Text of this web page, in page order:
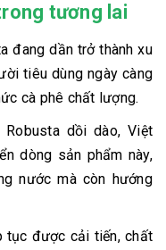
tương lai
đang dần trở thành xu
tiêu dùng ngày càng
cà phê chất lượng.
dồi dào, Việt
dòng sản phẩm này,
nước mà còn hướng
tục được cải tiến, chất